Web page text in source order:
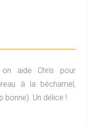
on aide Chris pour
à la béchamel,
bonne). Un délice !